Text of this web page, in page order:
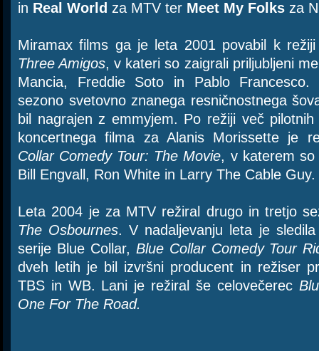
in Real World za MTV ter Meet My Folks za
Miramax films ga je leta 2001 povabil k
Three Amigos, v kateri so zaigrali priljubljeni
Mancia, Freddie Soto in Pablo
sezono svetovno znanega resničnostnega
bil nagrajen z emmyjem. Po režiji več
koncertnega filma za Alanis Morissette je
Collar Comedy Tour: The Movie, v katerem so
Bill Engvall, Ron White in Larry The Cable Guy.
Leta 2004 je za MTV režiral drugo in tretjo
The Osbournes. V nadaljevanju leta je
serije Blue Collar, Blue Collar Comedy Tour
dveh letih je bil izvršni producent in režiser
TBS in WB. Lani je režiral še celovečerec
One For The Road.